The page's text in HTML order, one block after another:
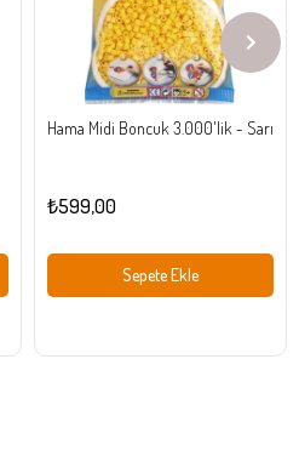
Hama Midi Boncuk 3.000'lik - Sarı
₺599,00
Sepete Ekle